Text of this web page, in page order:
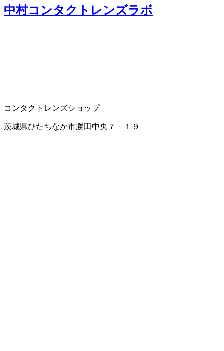
中村コンタクトレンズラボ
コンタクトレンズショップ
茨城県ひたちなか市勝田中央７－１９